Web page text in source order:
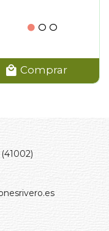
Comprar